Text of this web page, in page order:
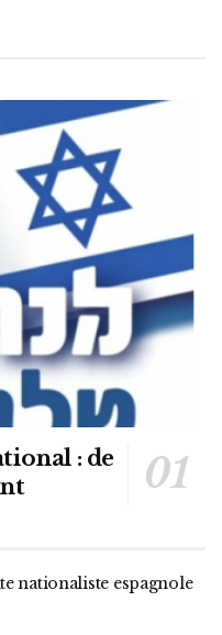
: de
nationaliste espagnole